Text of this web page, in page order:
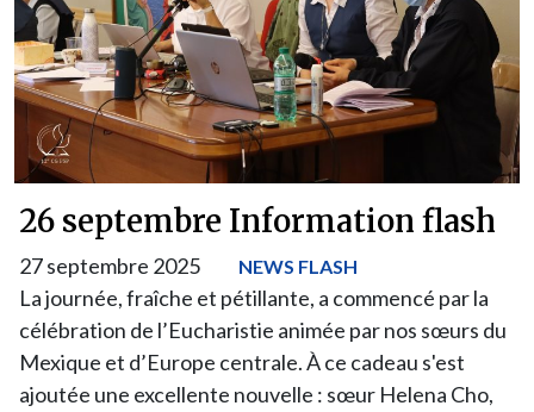
26 septembre Information flash
27 septembre 2025 NEWS FLASH
La journée, fraîche et pétillante, a commencé par la
célébration de l’Eucharistie animée par nos sœurs du
Mexique et d’Europe centrale. À ce cadeau s'est
ajoutée une excellente nouvelle : sœur Helena Cho,